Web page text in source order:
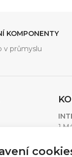
KOMPONENTY
v průmyslu